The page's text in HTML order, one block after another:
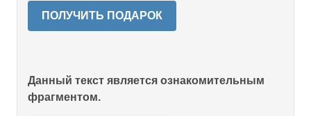
ПОЛУЧИТЬ ПОДАРОК
Данный текст является ознакомительным
фрагментом.